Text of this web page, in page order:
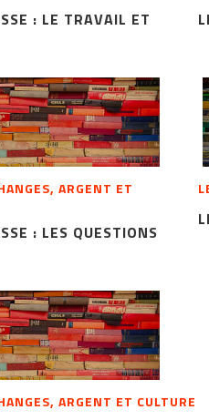
: LE TRAVAIL ET
ARGENT ET
: LES QUESTIONS
ARGENT ET CULTURE